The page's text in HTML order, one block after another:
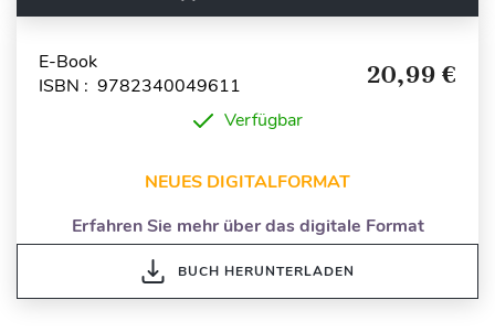
E-Book
ISBN : 9782340049611
20,99 €
Verfügbar
NEUES DIGITALFORMAT
Erfahren Sie mehr über das digitale Format
BUCH HERUNTERLADEN